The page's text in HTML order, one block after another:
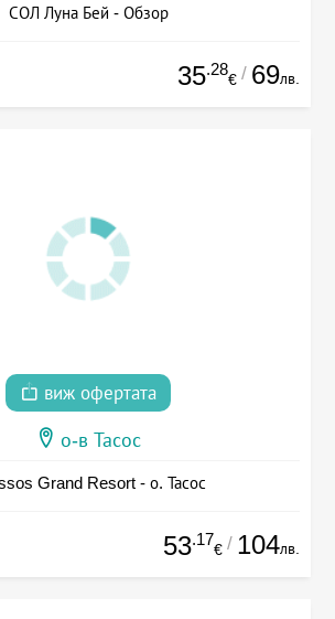
СОЛ Луна Бей - Обзор
35.28
€ / 69лв.
виж офертата
о-в Тасос
Grand Resort - о. Тасос
53.17
€ / 104лв.